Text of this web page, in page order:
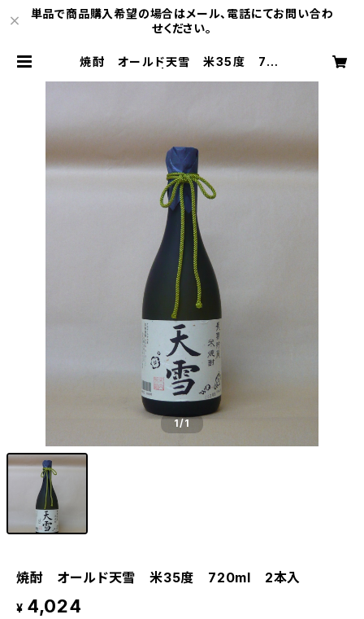
単品で商品購入希望の場合はメール、電話にてお問い合わ
せください。
焼酎 オールド天雪 米35度 720
1/1
焼酎 オールド天雪 米35度 720ml 2本入
¥ 4,024